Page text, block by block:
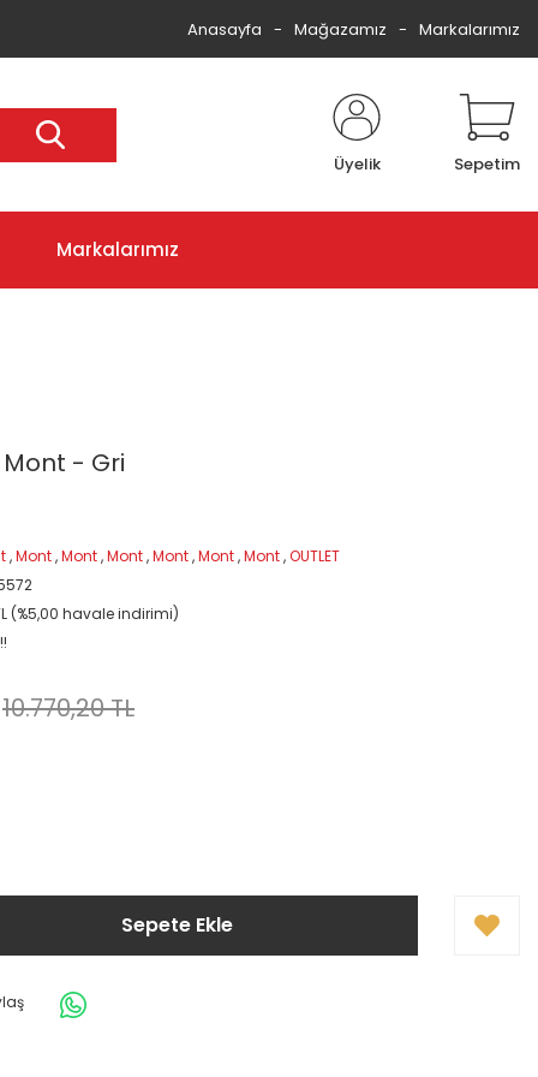
Anasayfa Mağazamız Markalarımız
Üyelik Sepetim
Markalarımız
- Gri
,Mont,Mont,Mont,Mont,Mont,Mont,OUTLET
(%5,00 havale indirimi)
10.770,20 TL
Sepete Ekle